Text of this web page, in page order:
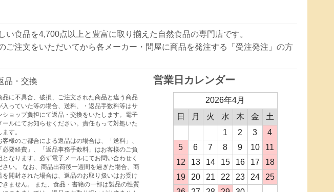
食品を4,700点以上と豊富に取り揃えた自然食品の専門店です。
注文をいただいてから各メーカー・問屋に商品を発注する「受注発注」の方
品・交換
品に不具合、破損、ご注文された商品と違う商品
入っていた等の場合、送料、・返品手数料等はサ
ショップ負担にて返品・交換をいたします。電子
ールにてお知らせください。責任もって対処いた
ます。
客様のご都合による返品はの場合は、「送料」、
「必要経費」、「返品事務手数料」はお客様のご負
となります。必ず電子メールにてお問い合わせく
さい。 なお、商品出荷後一週間を過ぎた場合、商
を開封された場合は、返品のお取り扱いはお受け
きません。 また、食品・書籍の一部は製品の性質
営業日カレンダー
2026年4月
日
月 火 水 木 金
土
1
2 3
4
5
6 7 8 9 10
11
12
13 14 15 16 17
18
19
20 21 22 23 24
25